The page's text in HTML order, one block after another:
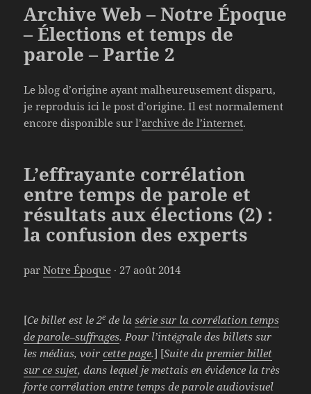
Archive Web – Notre Époque
– Élections et temps de
parole – Partie 2
Le blog d’origine ayant malheureusement disparu,
je reproduis ici le post d’origine. Il est normalement
encore disponible sur l’archive de l’internet.
L’effrayante corrélation
entre temps de parole et
résultats aux élections (2) :
la confusion des experts
parNotre Époque · 27 août 2014
[Ce billet est le 2e de lasérie sur la corrélation temps
de parole–suffrages. Pour l’intégrale des billets sur
les médias, voircette page.] [Suite du premier billet
sur ce sujet, dans lequel je mettais en évidence la très
forte corrélation entre temps de parole audiovisuel